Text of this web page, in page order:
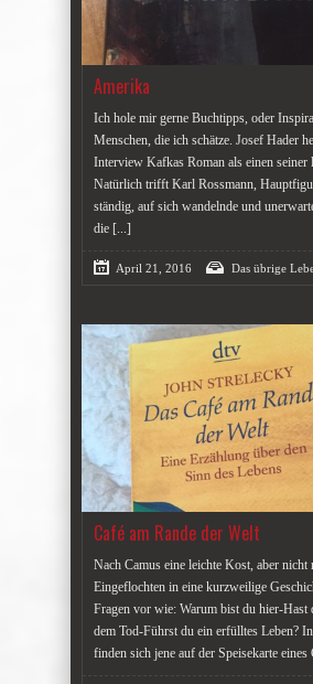
Amerika
Ich hole mir gerne Buchtipps, oder
Menschen, die ich schätze. Josef Hader
Interview Kafkas Roman als einen seiner
Natürlich trifft Karl Rossmann,
ständig, auf sich wandelnde und
die [...]
April 21, 2016 Das übrige
Café am Rande der Welt
Nach Camus eine leichte Kost, aber nicht
Eingeflochten in eine kurzweilige
Fragen vor wie: Warum bist du hier-Hast
dem Tod-Führst du ein erfülltes Leben?
finden sich jene auf der Speisekarte eines